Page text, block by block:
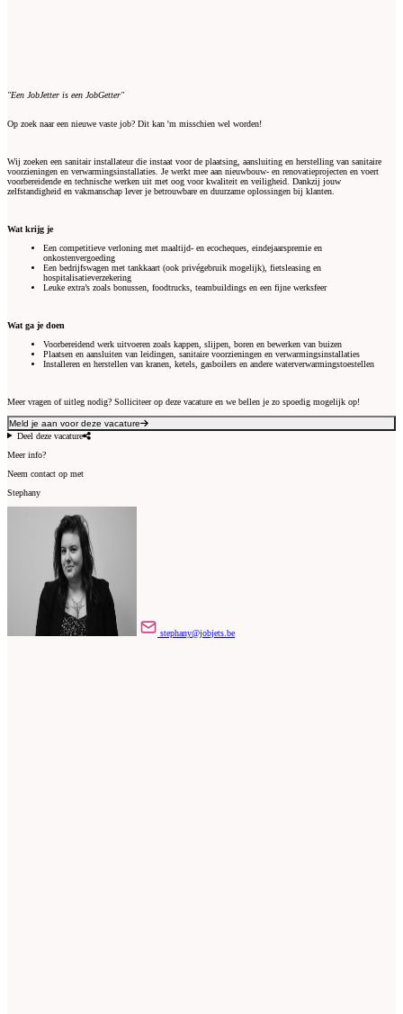
"Een JobJetter is een JobGetter"
Op zoek naar een nieuwe vaste job? Dit kan 'm misschien wel worden!
Wij zoeken een sanitair installateur die instaat voor de plaatsing, aansluiting en herstelling van sanitaire
voorzieningen en verwarmingsinstallaties. Je werkt mee aan nieuwbouw- en renovatieprojecten en voert
voorbereidende en technische werken uit met oog voor kwaliteit en veiligheid. Dankzij jouw
zelfstandigheid en vakmanschap lever je betrouwbare en duurzame oplossingen bij klanten.
Wat krijg je
Een competitieve verloning met maaltijd- en ecocheques, eindejaarspremie en
onkostenvergoeding
Een bedrijfswagen met tankkaart (ook privégebruik mogelijk), fietsleasing en
hospitalisatieverzekering
Leuke extra’s zoals bonussen, foodtrucks, teambuildings en een fijne werksfeer
Wat ga je doen
Voorbereidend werk uitvoeren zoals kappen, slijpen, boren en bewerken van buizen
Plaatsen en aansluiten van leidingen, sanitaire voorzieningen en verwarmingsinstallaties
Installeren en herstellen van kranen, ketels, gasboilers en andere waterverwarmingstoestellen
Meer vragen of uitleg nodig? Solliciteer op deze vacature en we bellen je zo spoedig mogelijk op!
Meld je aan voor deze vacature
Deel deze vacature
Meer info?
Neem contact op met
Stephany
stephany@jobjets.be